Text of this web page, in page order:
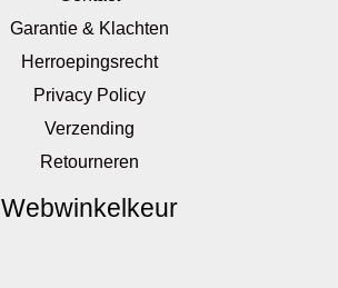
Garantie & Klachten
Herroepingsrecht
Privacy Policy
Verzending
Retourneren
Webwinkelkeur